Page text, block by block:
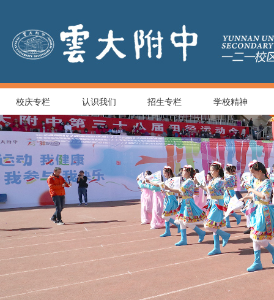
校庆专栏 认识我们 招生专栏 学校精神